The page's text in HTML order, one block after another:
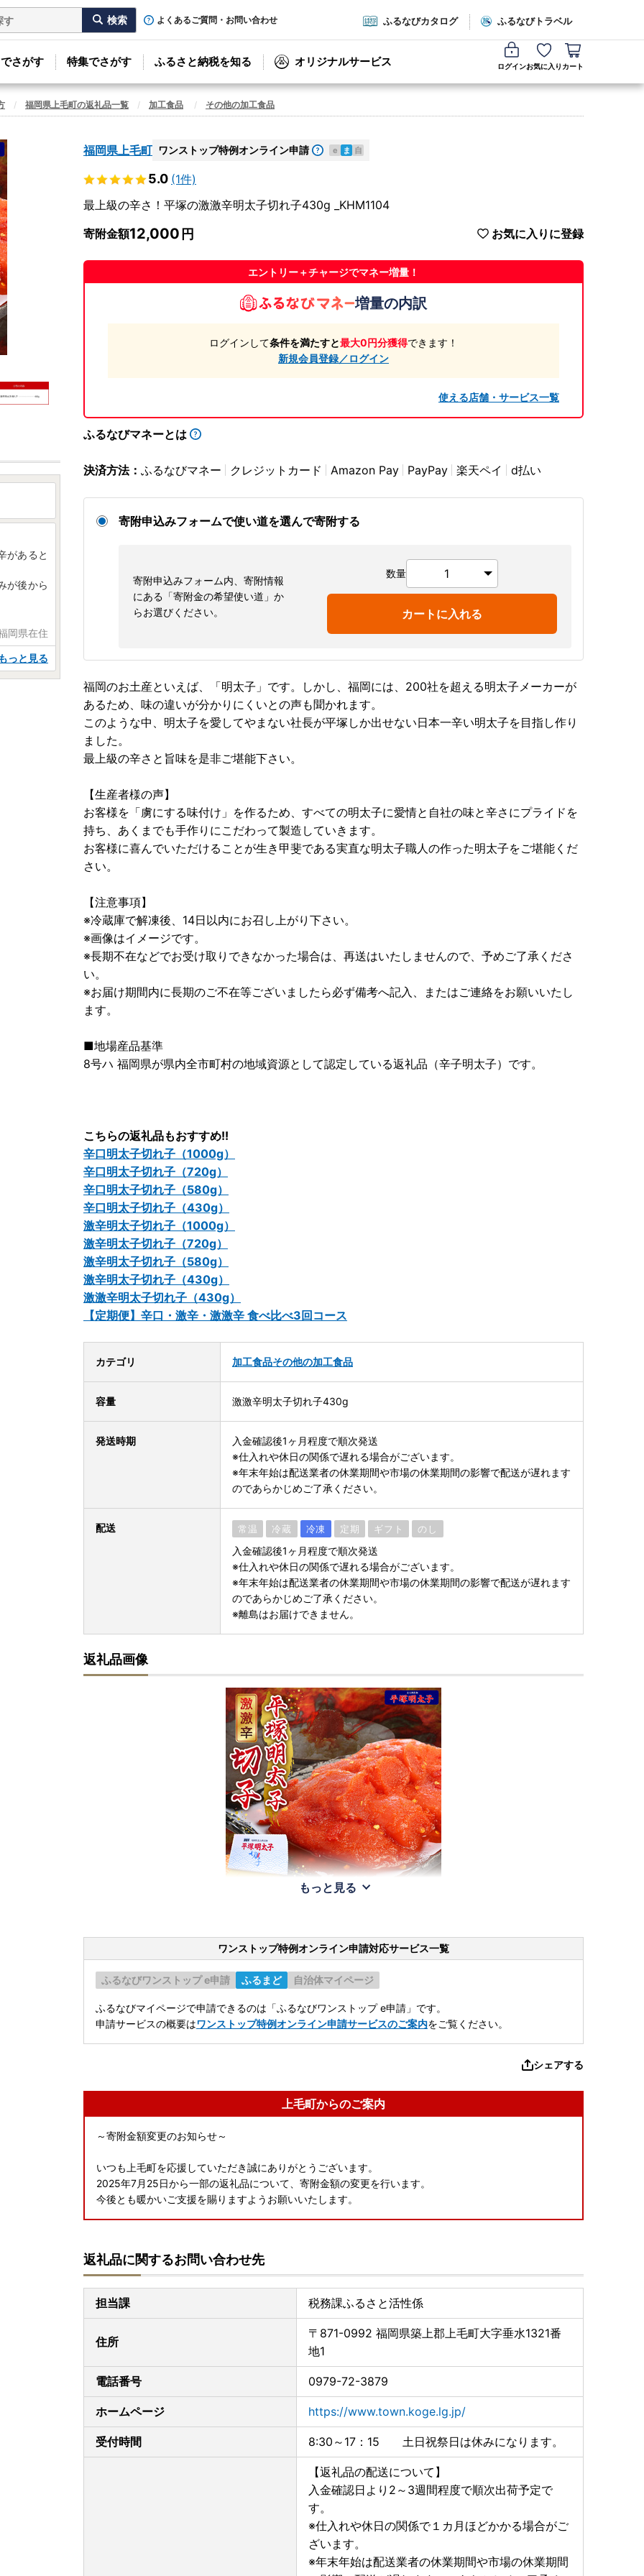
よくあるご質問・お問い合わせ ふるなびカタログ ふるなびトラベル
さがす 特集でさがす ふるさと納税を知る オリジナルサービス ログインお気に入り カート
福岡県上毛町の返礼品一覧 加工食品 その他の加工食品
福岡県上毛町 ワンストップ特例オンライン申請 e ま 自
5.0 (1件)
最上級の辛さ！平塚の激激辛明太子切れ子430g _KHM1104
寄附金額12,000 お気に入りに登録
エントリー＋チャージでマネー増量！
増量の内訳
ログインして条件を満たすと最大0円分獲得できます！
新規会員登録／ログイン
使える店舗・サービス一覧
ふるなびマネーとは
決済方法： ふるなびマネー クレジットカード Amazon Pay PayPay 楽天ペイ d払い
寄附申込みフォームで使い道を選んで寄附する
寄附申込みフォーム内、寄附情報
にある「寄附金の希望使い道」か
らお選びください。
数量
カートに入れる
福岡のお土産といえば、「明太子」です。しかし、福岡には、200社を超える明太子メーカーが
あるため、味の違いが分かりにくいとの声も聞かれます。
このような中、明太子を愛してやまない社長が平塚しか出せない日本一辛い明太子を目指し作り
ました。
最上級の辛さと旨味を是非ご堪能下さい。
【生産者様の声】
お客様を「虜にする味付け」を作るため、すべての明太子に愛情と自社の味と辛さにプライドを
持ち、あくまでも手作りにこだわって製造していきます。
お客様に喜んでいただけることが生き甲斐である実直な明太子職人の作った明太子をご堪能くだ
さい。
【注意事項】
※冷蔵庫で解凍後、14日以内にお召し上がり下さい。
※画像はイメージです。
※長期不在などでお受け取りできなかった場合は、再送はいたしませんので、予めご了承くださ
い。
※お届け期間内に長期のご不在等ございましたら必ず備考へ記入、またはご連絡をお願いいたし
ます。
■地場産品基準
8号ハ 福岡県が県内全市町村の地域資源として認定している返礼品（辛子明太子）です。
こちらの返礼品もおすすめ!!
辛口明太子切れ子（1000g）
辛口明太子切れ子（720g）
辛口明太子切れ子（580g）
辛口明太子切れ子（430g）
激辛明太子切れ子（1000g）
激辛明太子切れ子（720g）
激辛明太子切れ子（580g）
激辛明太子切れ子（430g）
激激辛明太子切れ子（430g）
【定期便】辛口・激辛・激激辛 食べ比べ3回コース
カテゴリ 加工食品その他の加工食品
容量 激激辛明太子切れ子430g
発送時期
入金確認後1ヶ月程度で順次発送
※仕入れや休日の関係で遅れる場合がございます。
※年末年始は配送業者の休業期間や市場の休業期間の影響で配送が遅れます
のであらかじめご了承ください。
配送 常温 冷蔵 冷凍 定期 ギフト のし
入金確認後1ヶ月程度で順次発送
※仕入れや休日の関係で遅れる場合がございます。
※年末年始は配送業者の休業期間や市場の休業期間の影響で配送が遅れます
のであらかじめご了承ください。
※離島はお届けできません。
返礼品画像
もっと見る
ワンストップ特例オンライン申請対応サービス一覧
ふるなびワンストップ e申請 ふるまど 自治体マイページ
ふるなびマイページで申請できるのは「ふるなびワンストップ e申請」です。
申請サービスの概要はワンストップ特例オンライン申請サービスのご案内をご覧ください。
シェアする
上毛町からのご案内
～寄附金額変更のお知らせ～
いつも上毛町を応援していただき誠にありがとうございます。
2025年7月25日から一部の返礼品について、寄附金額の変更を行います。
今後とも暖かいご支援を賜りますようお願いいたします。
返礼品に関するお問い合わせ先
担当課 税務課ふるさと活性係
住所
〒871-0992 福岡県築上郡上毛町大字垂水1321番
地1
電話番号 0979-72-3879
ホームページ https://www.town.koge.lg.jp/
受付時間 8:30～17：15 土日祝祭日は休みになります。
【返礼品の配送について】
入金確認日より2～3週間程度で順次出荷予定で
す。
※仕入れや休日の関係で１カ月ほどかかる場合がご
ざいます。
※年末年始は配送業者の休業期間や市場の休業期間
があると
が後から
岡県在住
っと見る